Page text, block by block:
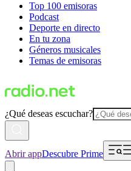
Top 100 emisoras
Podcast
Deporte en directo
En tu zona
Géneros musicales
Temas de emisoras
¿Qué deseas escuchar?
Abrir appDescubre Prime